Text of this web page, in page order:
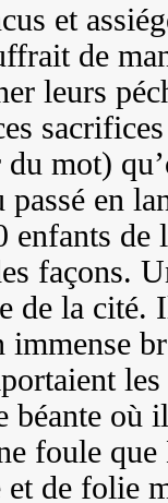
et
de
leurs
du mot)
passé en
de
façons.
de la cité.
immense
béante où
foule
et de folie